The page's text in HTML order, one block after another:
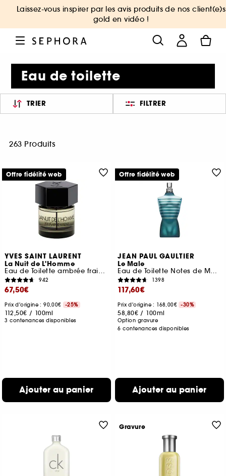
Laissez-vous inspirer par les avis produits de nos client(e)s
gold en vidéo !
Eau de toilette
TRIER FILTRER
263 Produits
YVES SAINT LAURENT
La Nuit de L'Homme
Eau de Toilette ambrée fraiche
942
67,50€
Prix d'origine : 90,00€ -25%
112,50€ / 100ml
3 contenances disponibles
Ajouter au panier
Offre fidélité web
JEAN PAUL GAULTIER
Le Male
Eau de Toilette Notes de Menthe, Lavande et Vanille
1398
117,60€
Prix d'origine : 168,00€ -30%
58,80€ / 100ml
Option gravure
6 contenances disponibles
Ajouter au panier
Offre fidélité web
Gravure